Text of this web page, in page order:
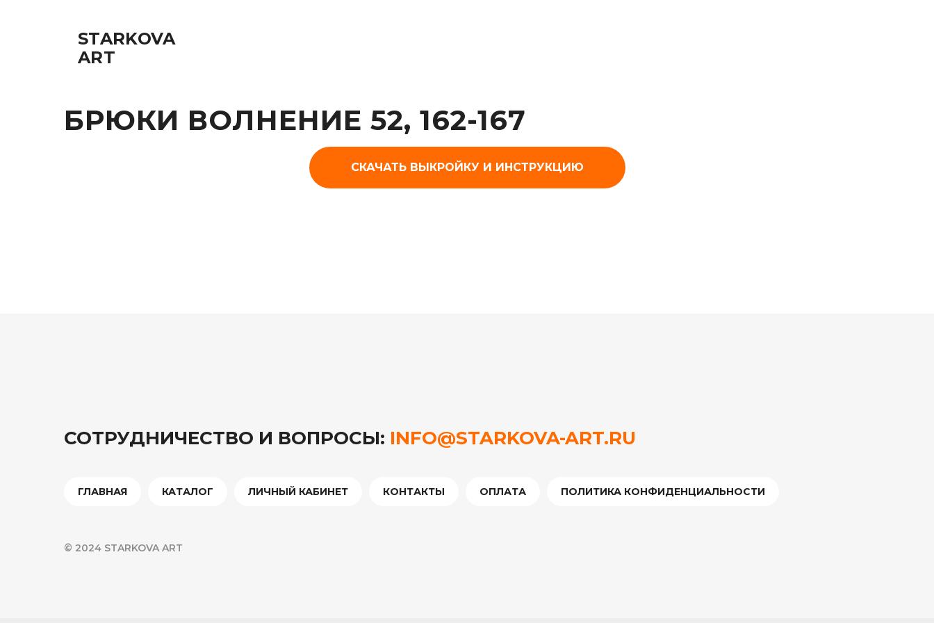
STARKOVA
ART
БРЮКИ ВОЛНЕНИЕ 52, 162-167
СКАЧАТЬ ВЫКРОЙКУ И ИНСТРУКЦИЮ
СОТРУДНИЧЕСТВО И ВОПРОСЫ: INFO@STARKOVA-ART.RU
ГЛАВНАЯ КАТАЛОГ ЛИЧНЫЙ КАБИНЕТ КОНТАКТЫ ОПЛАТА ПОЛИТИКА КОНФИДЕНЦИАЛЬНОСТИ
© 2024 STARKOVA ART